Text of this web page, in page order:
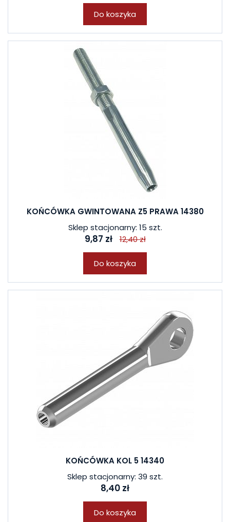
Do koszyka
KOŃCÓWKA GWINTOWANA Z5 PRAWA 14380
Sklep stacjonarny: 15 szt.
9,87 zł 12,40 zł
Do koszyka
KOŃCÓWKA KOL 5 14340
Sklep stacjonarny: 39 szt.
8,40 zł
Do koszyka